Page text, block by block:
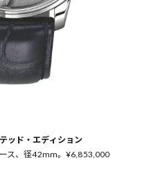
ッド・エディション
ス、径42mm。¥6,853,000